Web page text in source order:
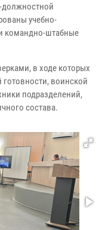
учебно-
командно-штабные
в ходе которых
готовности, воинской
подразделений,
состава.